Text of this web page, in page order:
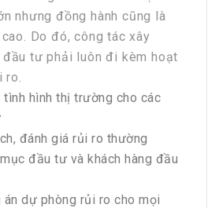
nhưng đồng hành cũng là
Do đó, công tác xây
tư phải luôn đi kèm hoạt
ro.
hình thị trường cho các
đánh giá rủi ro thường
đầu tư và khách hàng đầu
dự phòng rủi ro cho mọi